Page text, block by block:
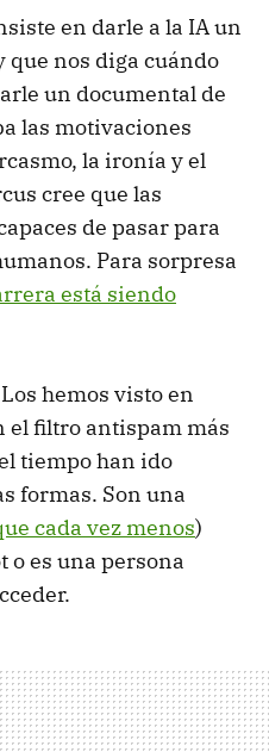
en darle a la IA un
nos diga cuándo
un documental de
las motivaciones
la ironía y el
cree que las
de pasar para
Para sorpresa
está siendo
Los hemos visto en
el filtro antispam más
tiempo han ido
formas. Son una
cada vez menos)
o es una persona